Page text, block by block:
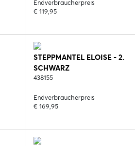
Endverbraucherpreis
€ 119,95
STEPPMANTEL ELOISE - 2.
SCHWARZ
438155
Endverbraucherpreis
€ 169,95